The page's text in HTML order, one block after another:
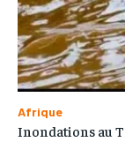
Afrique
Inondations au